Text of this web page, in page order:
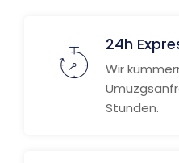
24h
Wir
Stunden.